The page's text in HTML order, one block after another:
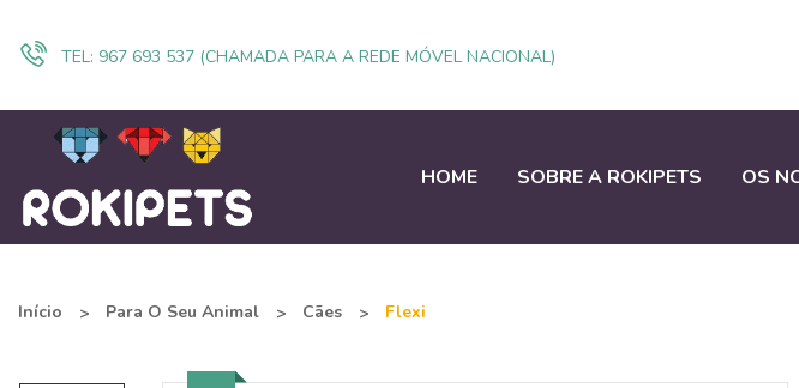
TEL: 967 693 537 (CHAMADA PARA A REDE MÓVEL NACIONAL)
HOME SOBRE A ROKIPETS OS
Início Para O Seu Animal Cães Flexi